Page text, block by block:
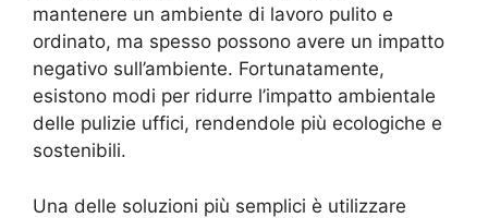
mantenere un ambiente di lavoro pulito e
ordinato, ma spesso possono avere un impatto
negativo sull’ambiente. Fortunatamente,
esistono modi per ridurre l’impatto ambientale
delle pulizie uffici, rendendole più ecologiche e
sostenibili.
Una delle soluzioni più semplici è utilizzare